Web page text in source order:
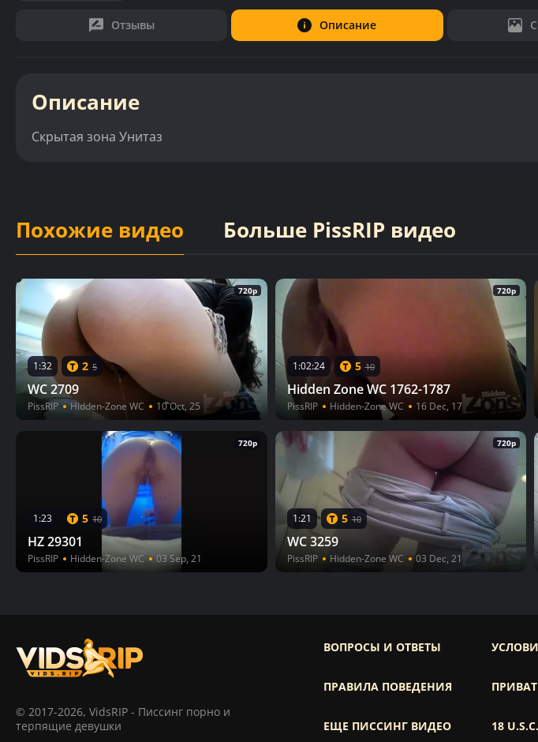
Отзывы Описание
Описание
Скрытая зона Унитаз
Похожие видео Больше PissRIP видео
720p
1:32 2 5
WC 2709
PissRIP Hidden-Zone WC 10 Oct, 25
720p
1:02:24 5 10
Hidden Zone WC 1762-1787
PissRIP Hidden-Zone WC 16 Dec, 17
720p
1:23 5 10
HZ 29301
PissRIP Hidden-Zone WC 03 Sep, 21
720p
1:21 5 10
WC 3259
PissRIP Hidden-Zone WC 03 Dec, 21
© 2017-2026, VidsRIP - Писсинг порно и
терпящие девушки
ВОПРОСЫ И ОТВЕТЫ
ПРАВИЛА ПОВЕДЕНИЯ
ЕЩЕ ПИССИНГ ВИДЕО 18